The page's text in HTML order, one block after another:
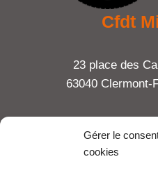
Gérer le
cookies
Cfdt
23 place des
63040 Clermont-